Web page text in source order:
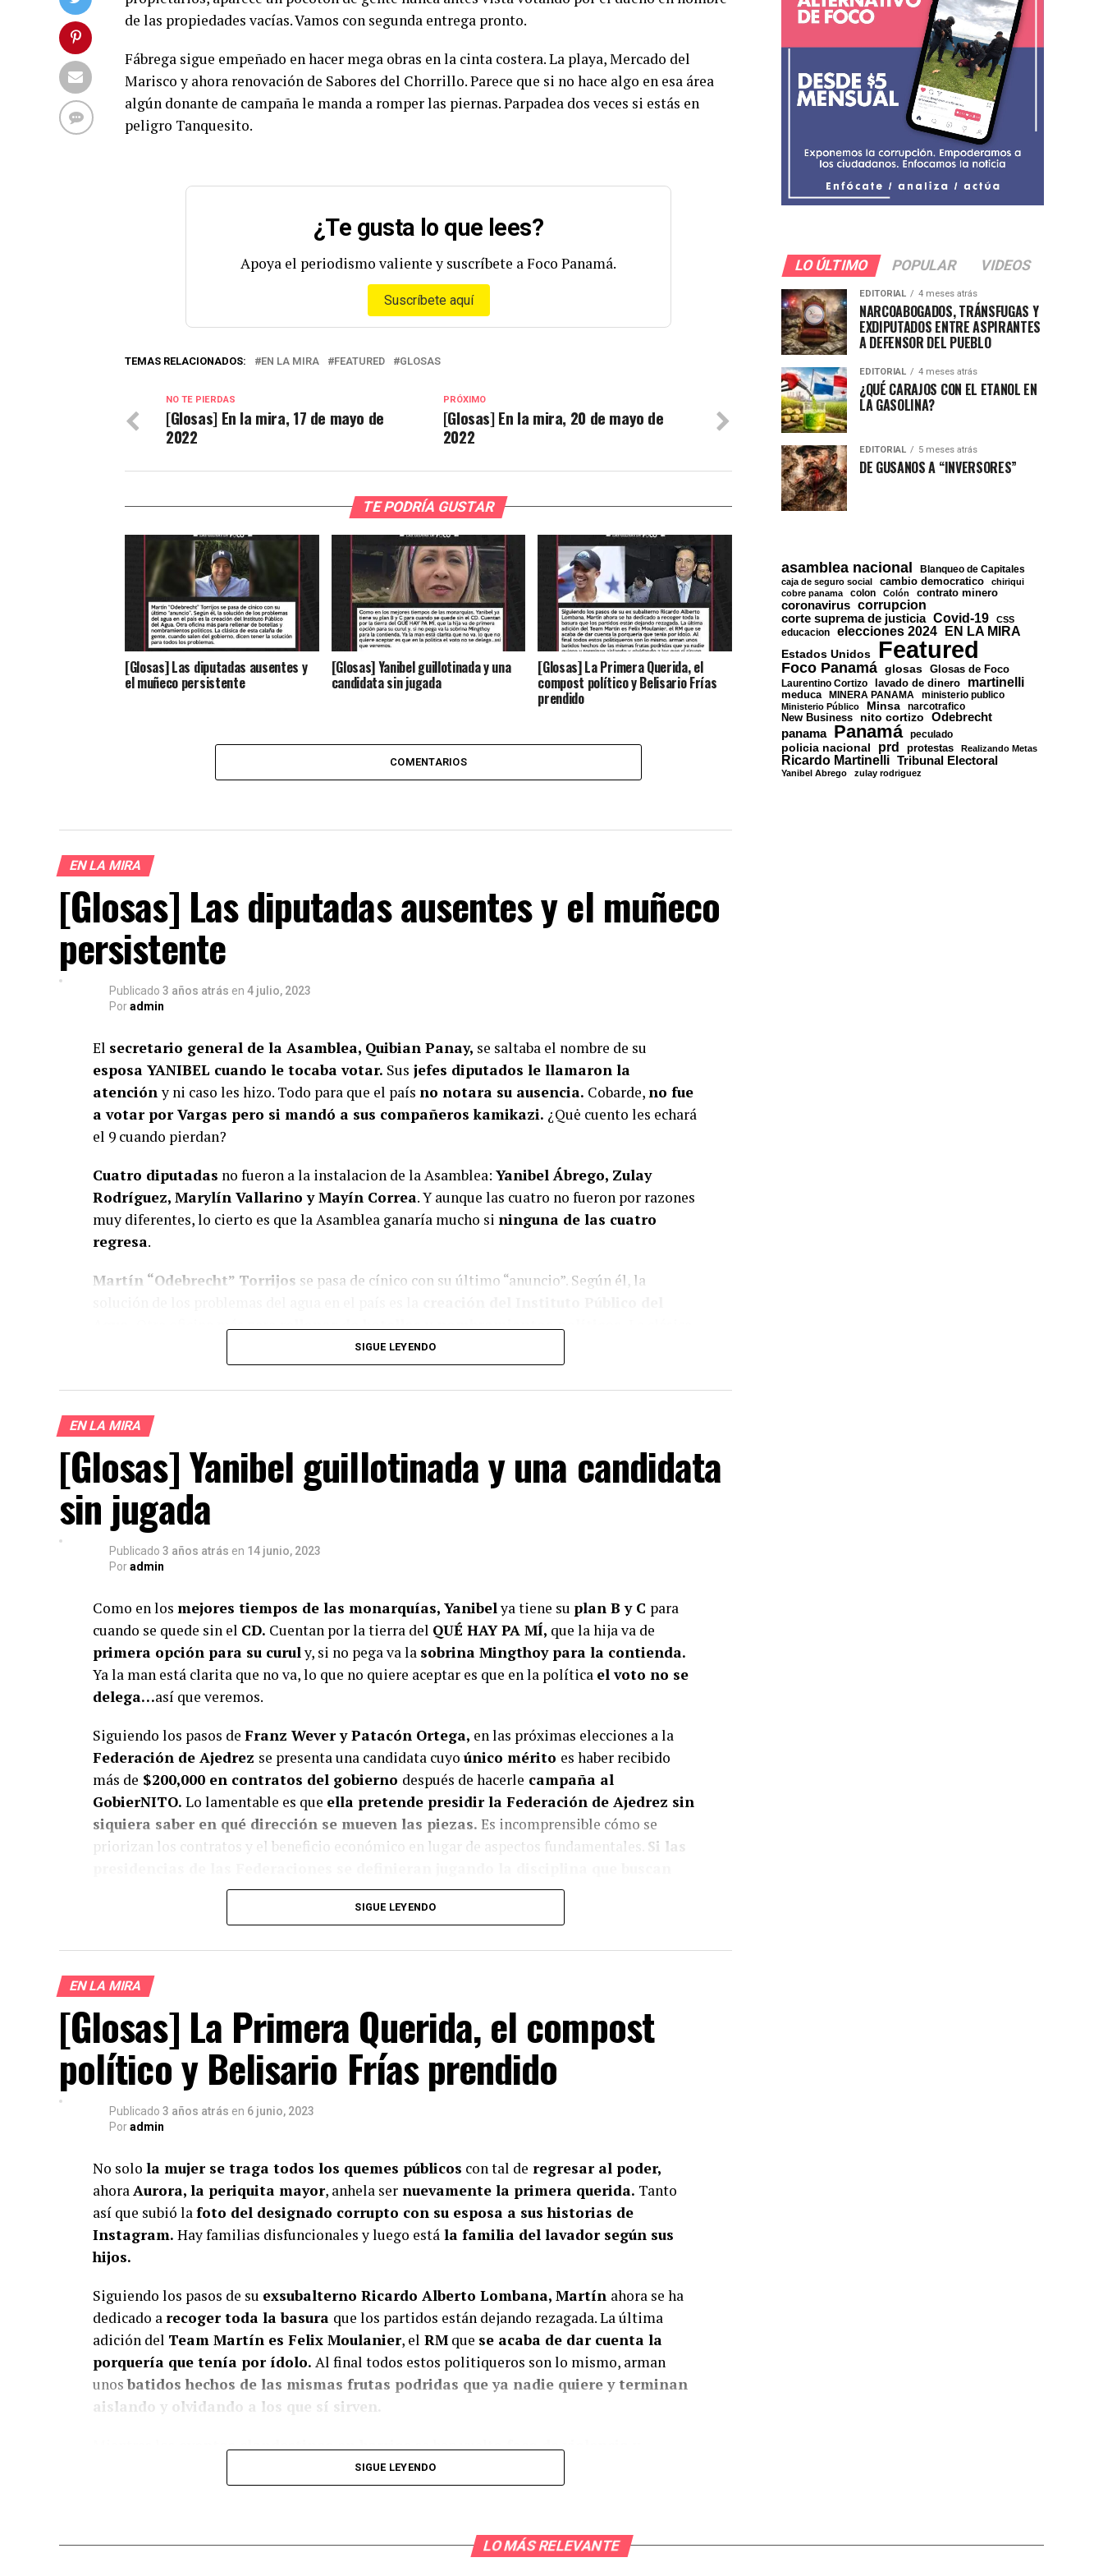
de las propiedades vacías. Vamos con segunda entrega pronto.
Fábrega sigue empeñado en hacer mega obras en la cinta costera. La playa, Mercado del
Marisco y ahora renovación de Sabores del Chorrillo. Parece que si no hace algo en esa área
algún donante de campaña le manda a romper las piernas. Parpadea dos veces si estás en
peligro Tanquesito.
¿Te gusta lo que lees?
Apoya el periodismo valiente y suscríbete a Foco Panamá.
Suscríbete aquí
TEMAS RELACIONADOS: EN LA MIRA FEATURED GLOSAS
PRÓXIMO
[Glosas] En la mira, 20 de mayo de
2022
NO TE PIERDAS
[Glosas] En la mira, 17 de mayo de
2022
TE PODRÍA GUSTAR
[Glosas] Las diputadas ausentes y
el muñeco persistente
[Glosas] Yanibel guillotinada y una
candidata sin jugada
[Glosas] La Primera Querida, el
compost político y Belisario Frías
prendido
COMENTARIOS
EN LA MIRA
[Glosas] Las diputadas ausentes y el muñeco
persistente
Publicado 3 años atrás en 4 julio, 2023
Poradmin
El secretario general de la Asamblea, Quibian Panay, se saltaba el nombre de su
esposa YANIBEL cuando le tocaba votar. Sus jefes diputados le llamaron la
atencióny ni caso les hizo. Todo para que el país no notara su ausencia. Cobarde,no fue
a votar por Vargas pero si mandó a sus compañeros kamikazi. ¿Quė cuento les echará
el 9 cuando pierdan?
Cuatro diputadas no fueron a la instalacion de la Asamblea: Yanibel Ábrego, Zulay
Rodríguez, Marylín Vallarino y Mayín Correa. Y aunque las cuatro no fueron por razones
muy diferentes, lo cierto es que la Asamblea ganaría mucho si ninguna de las cuatro
regresa.
Martín “Odebrecht” Torrijos se pasa de cínico con su último “anuncio”. Según él, la
Otra oficina más pararellenar de botellas y nombramientos políticos.
de esta calaña de gente, cuando salen del gobierno,dicen tener la solución para
todos los problemas.
¿Te gusta lo que lees?
Apoya el periodismo valiente y suscríbete a Foco Panamá.
SIGUE LEYENDO
EN LA MIRA
[Glosas] Yanibel guillotinada y una candidata
sin jugada
Publicado 3 años atrás en 14 junio, 2023
Poradmin
Como en los mejores tiempos de las monarquías, Yanibelya tiene su plan B y C para
cuando se quede sin el CD. Cuentan por la tierra del QUÉ HAY PA MÍ, que la hija va de
primera opción para su curuly, si no pega va la sobrina Mingthoy para la contienda.
Ya la man está clarita que no va, lo que no quiere aceptar es que en la política el voto no se
delega…así que veremos.
Siguiendo los pasos de Franz Wever y Patacón Ortega, en las próximas elecciones a la
Federación de Ajedrez se presenta una candidata cuyo único mérito es haber recibido
más de $200,000 en contratos del gobierno después de hacerle campaña al
GobierNITO. Lo lamentable es que ella pretende presidir la Federación de Ajedrez sin
siquiera saber en qué dirección se mueven las piezas. Es incomprensible cómo se
priorizan los contratos y el beneficio económico en lugar de aspectos fundamentales. Si las
representar la mitad no pasaría.
Apoya el periodismo valiente y suscríbete a Foco Panamá.
Suscríbete aquí
SIGUE LEYENDO
EN LA MIRA
[Glosas] La Primera Querida, el compost
político y Belisario Frías prendido
Publicado 3 años atrás en 6 junio, 2023
Poradmin
No solo la mujer se traga todos los quemes públicos con tal de regresar al poder,
ahoraAurora, la periquita mayor, anhela ser nuevamente la primera querida. Tanto
así que subió lafoto del designado corrupto con su esposa a sus historias de
Instagram. Hay familias disfuncionales y luego está la familia del lavador según sus
hijos.
Siguiendo los pasos de su exsubalterno Ricardo Alberto Lombana, Martín ahora se ha
dedicado arecoger toda la basura que los partidos están dejando rezagada. La última
adición del Team Martín es Felix Moulanier, el RM que se acaba de dar cuenta la
porquería que tenía por ídolo. Al final todos estos politiqueros son lo mismo, arman
unosbatidos hechos de las mismas frutas podridas que ya nadie quiere y terminan
aislando y olvidando a los que sí sirven.
eventos clandestinos en barriosse han vuelto foco de violencia y
representante de Belisario Frías en San Miguelito, Pelé Caballero,
ha ocurrido nada mejor que andaraprobando permisos para eventos
Pero nuevamente, ¿nos extraña viendo a un tipo que
envuelto en varios casos y con medida cautelar?Sigan eligiendo prendas…”
SIGUE LEYENDO
LO ÚLTIMO POPULAR VIDEOS
EDITORIAL 4 meses atrás
NARCOABOGADOS, TRÁNSFUGAS Y
EXDIPUTADOS ENTRE ASPIRANTES
A DEFENSOR DEL PUEBLO
EDITORIAL 4 meses atrás
¿QUÉ CARAJOS CON EL ETANOL EN
LA GASOLINA?
EDITORIAL 5 meses atrás
DE GUSANOS A “INVERSORES”
asamblea nacional Blanqueo de Capitales
caja de seguro social cambio democratico
chiriqui
cobre panama
colon Colón contrato minero
coronavirus corrupcion
corte suprema de justicia Covid-19 CSS
educacion elecciones 2024 EN LA MIRA
Estados Unidos Featured
Foco Panamá glosas Glosas de Foco
Laurentino Cortizo lavado de dinero martinelli
meduca MINERA PANAMA ministerio publico
Ministerio Público Minsa
narcotrafico
New Business
nito cortizo Odebrecht
panama Panamá peculado
policia nacional prd protestas Realizando Metas
Ricardo Martinelli Tribunal Electoral
Yanibel Abrego zulay rodriguez
LO MÁS RELEVANTE